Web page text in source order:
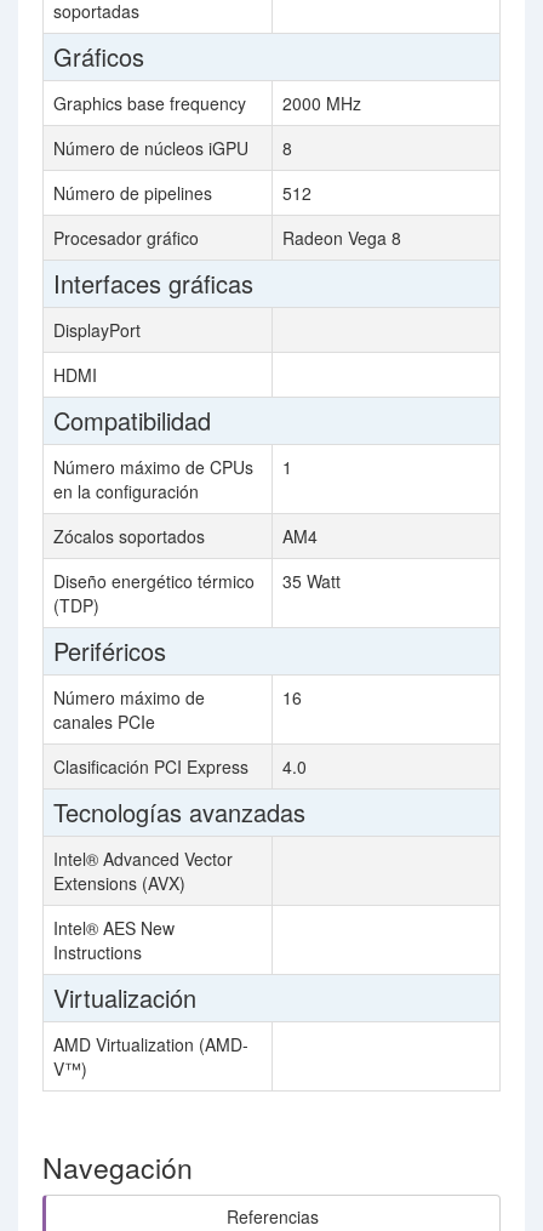
soportadas
Gráficos
Graphics base frequency
2000 MHz
Número de núcleos iGPU
8
Número de pipelines
512
Procesador gráfico
Radeon Vega 8
Interfaces gráficas
DisplayPort
HDMI
Compatibilidad
Número máximo de CPUs
en la configuración
1
Zócalos soportados
AM4
Diseño energético térmico
(TDP)
35 Watt
Periféricos
Número máximo de
canales PCIe
16
Clasificación PCI Express 4.0
Tecnologías avanzadas
Intel® Advanced Vector
Extensions (AVX)
Intel® AES New
Instructions
Virtualización
AMD Virtualization (AMD-
V™)
Navegación
Referencias